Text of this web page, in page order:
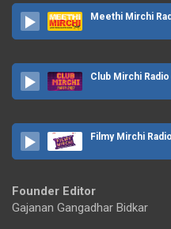
Meethi Mirchi
Club Mirchi Radio
Filmy Mirchi Radio
Founder Editor
Gajanan Gangadhar Bidkar